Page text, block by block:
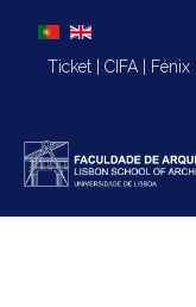
Escolha o seu idioma
Ticket CIFA Fénix